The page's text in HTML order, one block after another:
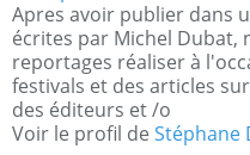
Apres avoir publier dans
écrites par Michel Dubat,
reportages réaliser à
festivals et des articles
des éditeurs et /o
Voir le profil de Stéphane